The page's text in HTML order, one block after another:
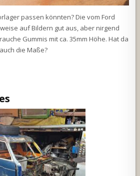
passen könnten? Die vom Ford
auf Bildern gut aus, aber nirgend
Gummis mit ca. 35mm Höhe. Hat da
die Maße?